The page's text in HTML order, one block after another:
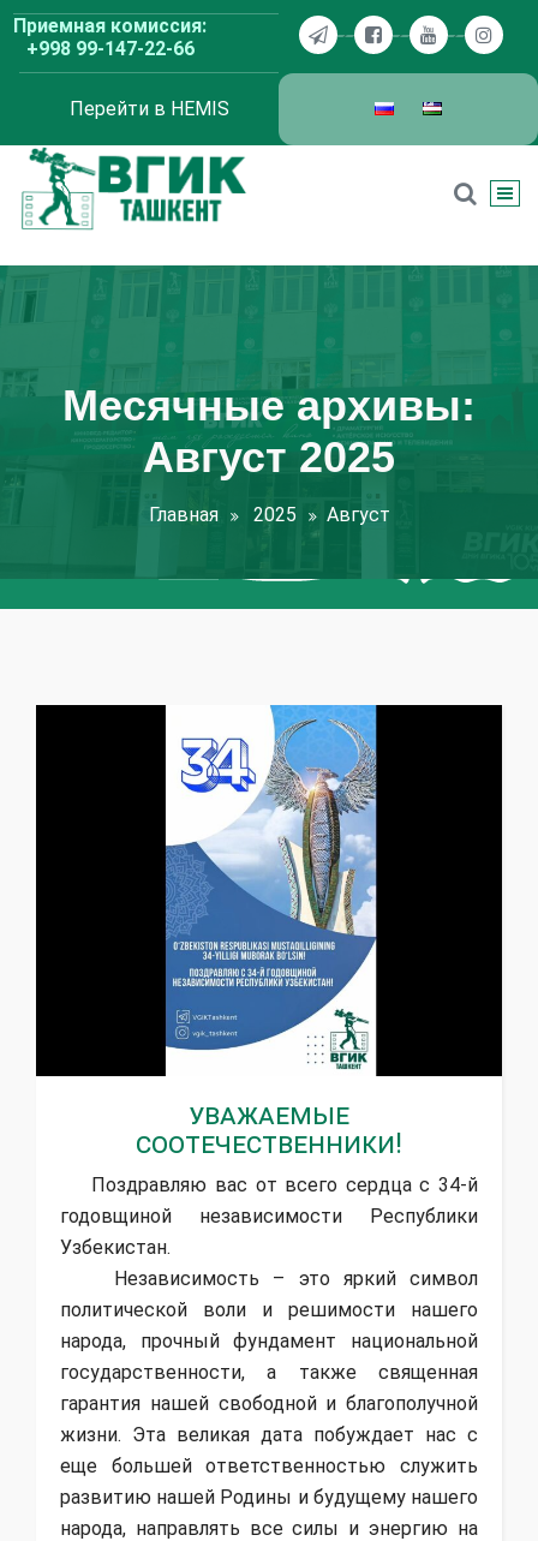
Перейти
содержимому
Приемная комиссия:
+998 99-147-22-66
Перейти в HEMIS
Месячные архивы:
Август 2025
Главная 2025 Август
Уважаемые
соотечественники!
Поздравляю вас от всего сердца с 34-й
годовщиной независимости Республики
Узбекистан.
Независимость – это яркий символ
политической воли и решимости нашего
народа, прочный фундамент национальной
государственности, а также священная
гарантия нашей свободной и благополучной
жизни. Эта великая дата побуждает нас с
еще большей ответственностью служить
развитию нашей Родины и будущему нашего
народа, направлять все силы и энергию на